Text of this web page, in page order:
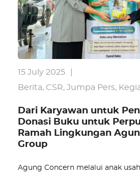
15 July 2025
Berita, CSR, Jumpa Pers,
Dari Karyawan untuk
Donasi Buku untuk
Ramah Lingkungan
Group
Agung Concern melalui anak